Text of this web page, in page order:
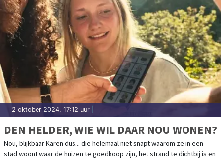
2 oktober 2024, 17:12 uur
DEN HELDER, WIE WIL DAAR NOU WONEN?
Nou, blijkbaar Karen dus... die helemaal niet snapt waarom ze in een
stad woont waar de huizen te goedkoop zijn, het strand te dichtbij is en